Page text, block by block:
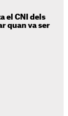
el CNI dels
quan va ser